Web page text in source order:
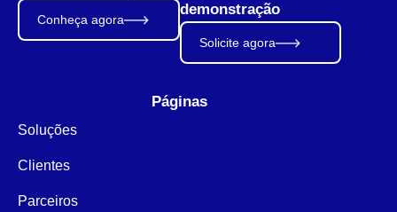
Conheça agora
demonstração
Solicite agora
Páginas
Soluções
Clientes
Parceiros